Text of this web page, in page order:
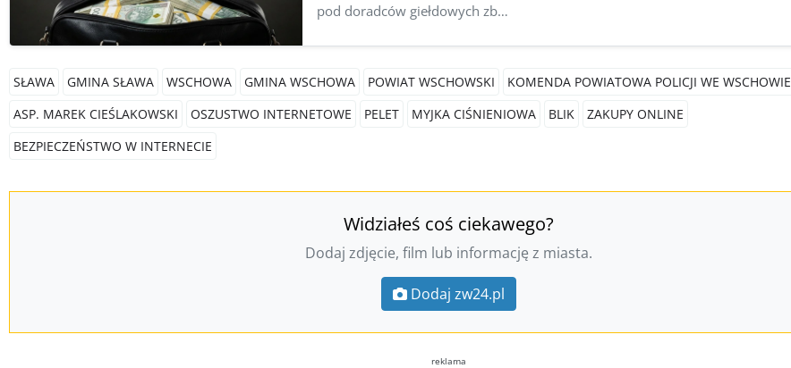
pod doradców giełdowych zb…
SŁAWA GMINA SŁAWA WSCHOWA GMINA WSCHOWA POWIAT WSCHOWSKI
KOMENDA POWIATOWA POLICJI WE WSCHOWIE
ASP. MAREK CIEŚLAKOWSKI
OSZUSTWO INTERNETOWE PELET MYJKA CIŚNIENIOWA BLIK
ZAKUPY ONLINE
BEZPIECZEŃSTWO W INTERNECIE
Widziałeś coś ciekawego?
Dodaj zdjęcie, film lub informację z miasta.
Dodaj zw24.pl
reklama